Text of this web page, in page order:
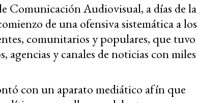
Comunicación Audiovisual, a días de la
de una ofensiva sistemática a los
comunitarios y populares, que tuvo
agencias y canales de noticias con miles
con un aparato mediático afín que